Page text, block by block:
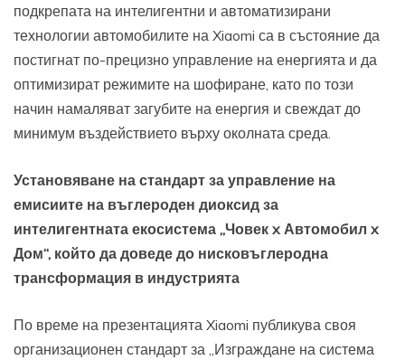
подкрепата на интелигентни и автоматизирани
технологии автомобилите на Xiaomi са в състояние да
постигнат по-прецизно управление на енергията и да
оптимизират режимите на шофиране, като по този
начин намаляват загубите на енергия и свеждат до
минимум въздействието върху околната среда.
Установяване на стандарт за управление на
емисиите на въглероден диоксид за
интелигентната екосистема „Човек x Автомобил x
Дом“, който да доведе до нисковъглеродна
трансформация в индустрията
По време на презентацията Xiaomi публикува своя
организационен стандарт за „Изграждане на система